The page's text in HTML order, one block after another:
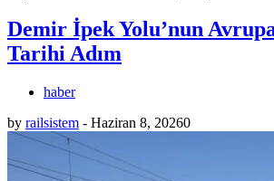
Demir İpek Yolu’nun
Tarihi Adım
haber
by railsistem - Haziran 8, 20260